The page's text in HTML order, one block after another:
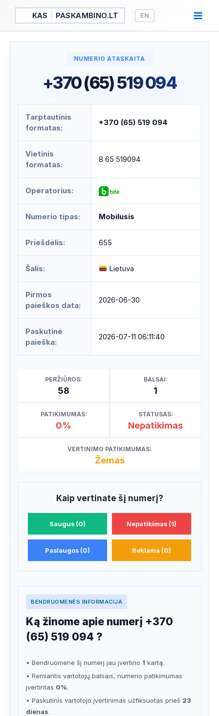
Pereiti
turinio
KAS PASKAMBINO.LT EN
NUMERIO ATASKAITA
+370 (65) 519 094
Tarptautinis
formatas:
+370 (65) 519 094
Vietinis
formatas:
8 65 519094
Operatorius:
Numerio tipas: Mobilusis
Priešdėlis: 655
Šalis: Lietuva
Pirmos
paieškos data:
2026-06-30
Paskutinė
paieška:
2026-07-11 06:11:40
PERŽIŪROS:
58
BALSAI:
1
PATIKIMUMAS:
0%
STATUSAS:
Nepatikimas
VERTINIMO PATIKIMUMAS:
Žemas
Kaip vertinate šį numerį?
Saugus (0) Nepatikimas (1)
Paslaugos (0) Reklama (0)
BENDRUOMENĖS INFORMACIJA
Ką žinome apie numerį +370
(65) 519 094 ?
• Bendruomenė šį numerį jau įvertino 1 kartą.
• Remiantis vartotojų balsais, numerio patikimumas
įvertintas 0%.
• Paskutinis vartotojo įvertinimas užfiksuotas prieš 23
dienas.